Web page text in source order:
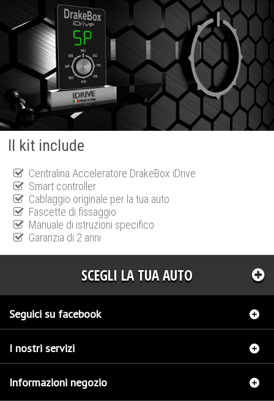
Il kit include
Centralina Acceleratore DrakeBox iDrive
Smart controller
Cablaggio originale per la tua auto
Fascette di fissaggio
Manuale di istruzioni specifico
Garanzia di 2 anni
SCEGLI LA TUA AUTO
Seguici su facebook
I nostri servizi
Informazioni negozio